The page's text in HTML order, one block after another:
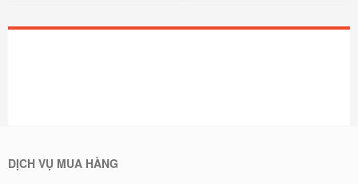
DỊCH VỤ MUA HÀNG